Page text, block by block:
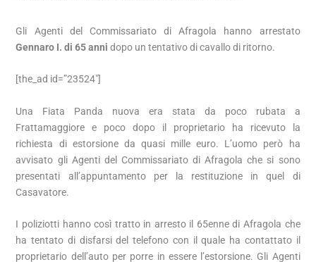
Gli Agenti del Commissariato di Afragola hanno arrestato
Gennaro I. di 65 anni dopo un tentativo di cavallo di ritorno.
[the_ad id=”23524″]
Una Fiata Panda nuova era stata da poco rubata a
Frattamaggiore e poco dopo il proprietario ha ricevuto la
richiesta di estorsione da quasi mille euro. L’uomo però ha
avvisato gli Agenti del Commissariato di Afragola che si sono
presentati all’appuntamento per la restituzione in quel di
Casavatore.
I poliziotti hanno così tratto in arresto il 65enne di Afragola che
ha tentato di disfarsi del telefono con il quale ha contattato il
proprietario dell’auto per porre in essere l’estorsione. Gli Agenti